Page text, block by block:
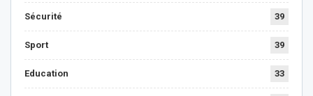
Sécurité 39
Sport 39
Education 33